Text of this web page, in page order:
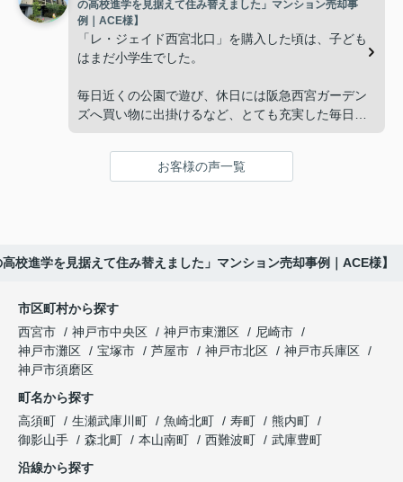
ークナード西宮北口」の査定だけでなく、住み替え
先とのスケジュールや資金計画まで丁寧にサポート
してくださいました。
販売活動では、西宮北口駅へのアクセス、阪急西宮
ガーデンズ、医療機関や買い物施設など、将来も安
した。
趣味を楽しむ時間が増えました。
これからの暮らしを前向きに考えられるようにな
り、住み替えを決断して本当に良かったと思ってい
ます。
「将来、このビルの管理を任せるのは難しいかもし
れない。」
と家族で話し合うようになりました。
インフィニティエステートさんへ相談すると、収益
投資家向けの販売方法をご提案いただきました。
「立地も良く、長期保有したい物件です。」
と話され、このビルを大切に運営してくださること
になりました。
長年守ってきた資産を安心して引き継ぐことがで
き、家族全員が納得できる売却となりました。
の高校進学を見据えて住み替えました」マンション売却事
例｜ACE様】
「レ・ジェイド西宮北口」を購入した頃は、子ども
はまだ小学生でした。
毎日近くの公園で遊び、休日には阪急西宮ガーデン
ズへ買い物に出掛けるなど、とても充実した毎日を
年月が経ち、子どもが高校進学を意識する年齢にな
「レ・ジェイド西宮北口」の査定だけでなく、新居
購入とのタイミングや資金計画についても丁寧に説
明してくださいました。
販売活動では、西宮北口駅へのアクセス、阪急西宮
ガーデンズ、教育施設、商業施設など、このエリア
した。
お客様の声一覧
校進学を見据えて住み替えました」マンション売却事例｜ACE様】
市区町村から探す
西宮市
神戸市中央区 神戸市東灘区
尼崎市
神戸市灘区
宝塚市 芦屋市 神戸市北区
神戸市兵庫区
神戸市須磨区
町名から探す
高須町
生瀬武庫川町 魚崎北町 寿町
熊内町
御影山手
森北町 本山南町 西難波町
武庫豊町
沿線から探す